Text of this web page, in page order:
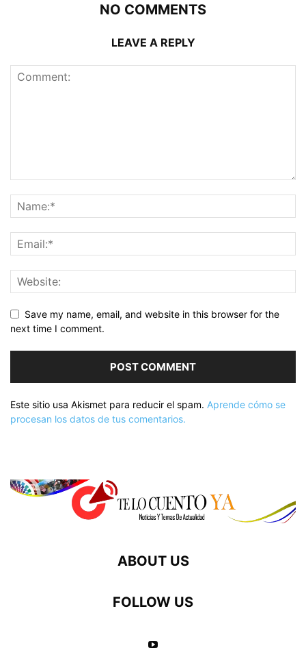
NO COMMENTS
LEAVE A REPLY
Save my name, email, and website in this browser for the
next time I comment.
Este sitio usa Akismet para reducir el spam. Aprende cómo se
procesan los datos de tus comentarios.
ABOUT US
FOLLOW US